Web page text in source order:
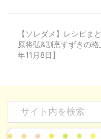
【ソレダメ】レシピま
原将弘&割烹すずきの
年11月8日】